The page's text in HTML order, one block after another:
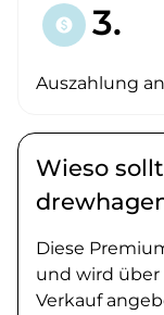
paid 3.
Auszahlung
Wieso
Diese
und wird über
Verkauf